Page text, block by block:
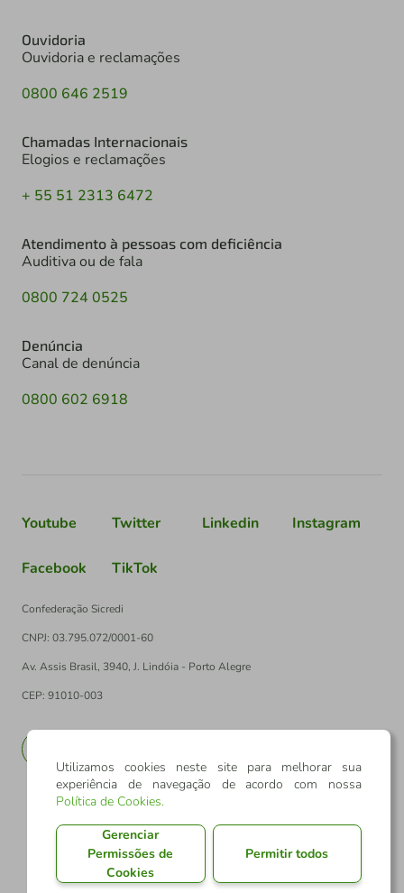
Ouvidoria
Ouvidoria e reclamações
0800 646 2519
Chamadas Internacionais
Elogios e reclamações
+ 55 51 2313 6472
Atendimento à pessoas com deficiência
Auditiva ou de fala
0800 724 0525
Denúncia
Canal de denúncia
0800 602 6918
Youtube Twitter Linkedin Instagram
Facebook TikTok
Confederação Sicredi
CNPJ: 03.795.072/0001-60
Av. Assis Brasil, 3940, J. Lindóia - Porto Alegre
CEP: 91010-003
Utilizamos cookies neste site para melhorar sua
experiência de navegação de acordo com nossa
Política de Cookies.
Gerenciar
Permissões de
Cookies
Permitir todos